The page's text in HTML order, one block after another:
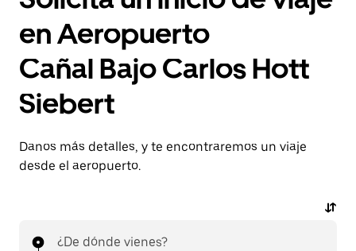
en Aeropuerto
Cañal Bajo Carlos Hott
Siebert
Danos más detalles, y te encontraremos un viaje
desde el aeropuerto.
¿De dónde vienes?